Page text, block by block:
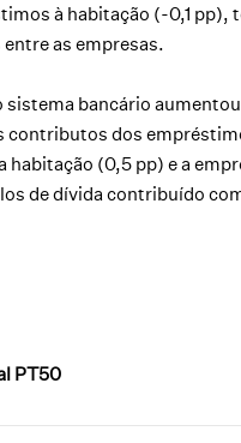
à habitação (-0,1 pp),
as empresas.
bancário aumentou
contributos dos
habitação (0,5 pp) e a
de dívida contribuído
PT50